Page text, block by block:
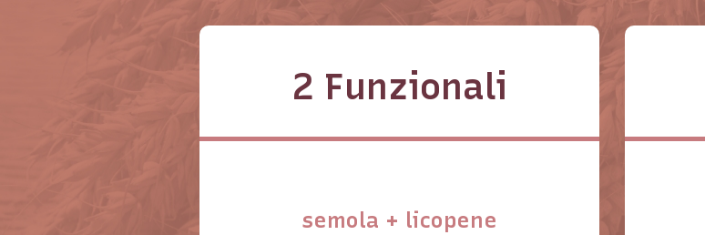
2 Funzionali
semola + licopene